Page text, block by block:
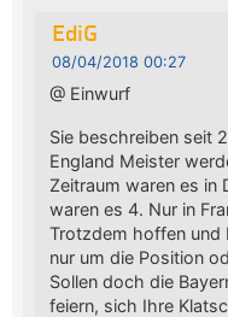
EdiG
08/04/2018 00:27
@ Einwurf
Sie beschreiben seit
England Meister
Zeitraum waren es in
waren es 4. Nur in
Trotzdem hoffen und
nur um die Position
Sollen doch die
feiern, sich Ihre